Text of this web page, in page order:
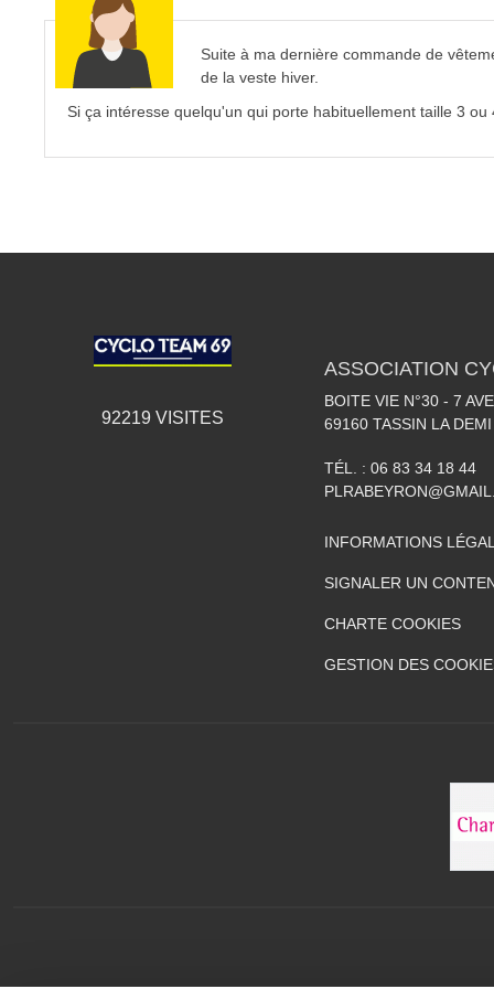
Suite à ma dernière commande de
de la veste hiver.
Si ça intéresse quelqu'un qui porte habituellement taille 3
92219 VISITES
ASSOCIATION
BOITE VIE N°30 - 7
69160 TASSIN LA
TÉL. : 06 83 34 18 44
INFORMATIONS
SIGNALER UN
CHARTE COOKIES
GESTION DES